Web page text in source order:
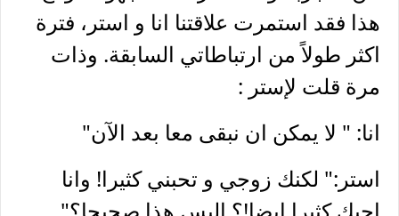
هذا فقد استمرت علاقتنا انا و استر، فترة
اكثر طولاً من ارتباطاتي السابقة. وذات
مرة قلت لإستر :
انا: " لا يمكن ان نبقى معا بعد الآن"
استر:" لكنك زوجي و تحبني كثيرا! وانا
احبك كثيرا ايضا!؟ اليس هذا صحيحا؟"